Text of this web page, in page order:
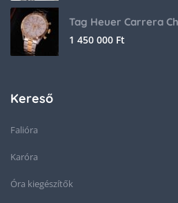
Tag Heuer Carrera
1 450 000 Ft
Kereső
Falióra
Karóra
Óra kiegészítők